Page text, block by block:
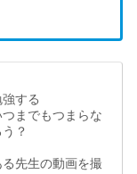
する
までもつまらな
？
先生の動画を撮